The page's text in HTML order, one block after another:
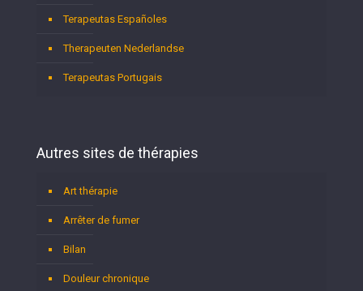
Terapeutas Españoles
Therapeuten Nederlandse
Terapeutas Portugais
Autres sites de thérapies
Art thérapie
Arrêter de fumer
Bilan
Douleur chronique